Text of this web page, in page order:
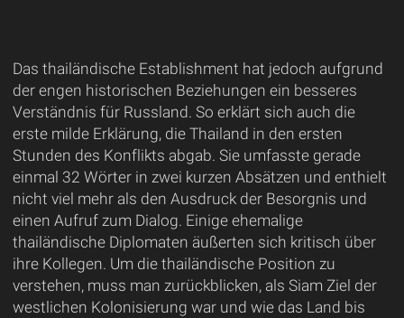
Das thailändische Establishment hat jedoch aufgrund
der engen historischen Beziehungen ein besseres
Verständnis für Russland. So erklärt sich auch die
erste milde Erklärung, die Thailand in den ersten
Stunden des Konflikts abgab. Sie umfasste gerade
einmal 32 Wörter in zwei kurzen Absätzen und enthielt
nicht viel mehr als den Ausdruck der Besorgnis und
einen Aufruf zum Dialog. Einige ehemalige
thailändische Diplomaten äußerten sich kritisch über
ihre Kollegen. Um die thailändische Position zu
verstehen, muss man zurückblicken, als Siam Ziel der
westlichen Kolonisierung war und wie das Land bis